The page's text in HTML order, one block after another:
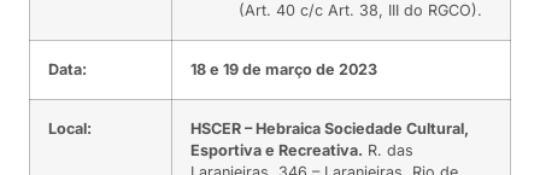
(Art. 40 c/c Art. 38, III do RGCO).
Data: 18 e 19 de março de 2023
Local:
HSCER – Hebraica Sociedade Cultural,
Esportiva e Recreativa. R. das